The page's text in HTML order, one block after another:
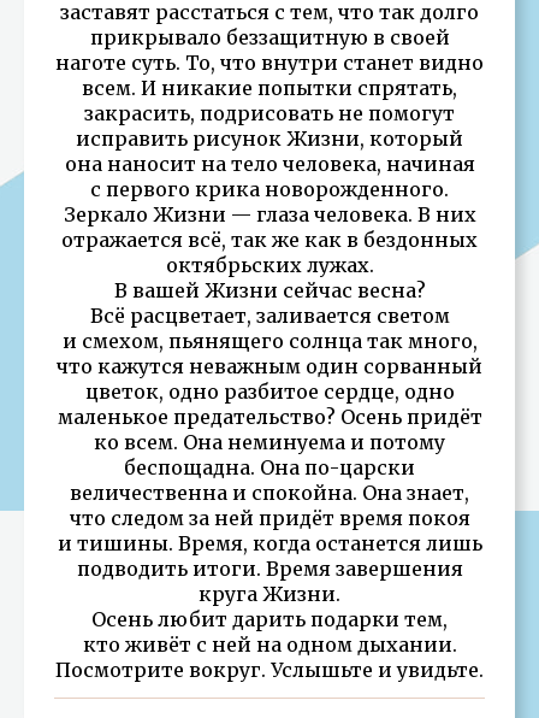
заставят расстаться с тем, что так долго
прикрывало беззащитную в своей
наготе суть. То, что внутри станет видно
всем. И никакие попытки спрятать,
закрасить, подрисовать не помогут
исправить рисунок Жизни, который
она наносит на тело человека, начиная
с первого крика новорожденного.
Зеркало Жизни — глаза человека. В них
отражается всё, так же как в бездонных
октябрьских лужах.
В вашей Жизни сейчас весна?
Всё расцветает, заливается светом
и смехом, пьянящего солнца так много,
что кажутся неважным один сорванный
цветок, одно разбитое сердце, одно
маленькое предательство? Осень придёт
ко всем. Она неминуема и потому
беспощадна. Она по-царски
величественна и спокойна. Она знает,
что следом за ней придёт время покоя
и тишины. Время, когда останется лишь
подводить итоги. Время завершения
круга Жизни.
Осень любит дарить подарки тем,
кто живёт с ней на одном дыхании.
Посмотрите вокруг. Услышьте и увидьте.